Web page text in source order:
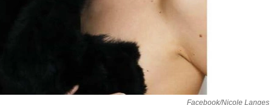
Facebook/Nicole Langes